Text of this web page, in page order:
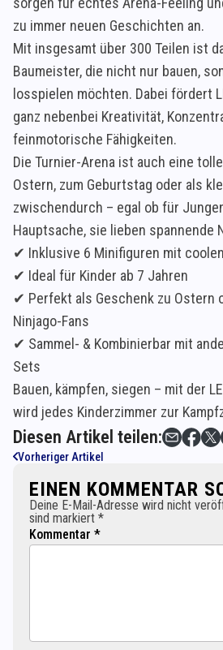
zu immer neuen Geschichten an.
Mit insgesamt über 300 Teilen ist
Baumeister, die nicht nur bauen,
losspielen möchten. Dabei fördert
ganz nebenbei Kreativität,
feinmotorische Fähigkeiten.
Die Turnier-Arena ist auch eine
Ostern, zum Geburtstag oder als
zwischendurch – egal ob für
Hauptsache, sie lieben spannende
✔ Inklusive 6 Minifiguren mit
✔ Ideal für Kinder ab 7 Jahren
✔ Perfekt als Geschenk zu Ostern
Ninjago-Fans
✔ Sammel- & Kombinierbar mit
Sets
Bauen, kämpfen, siegen – mit der
wird jedes Kinderzimmer zur
Diesen Artikel teilen:
Vorheriger Artikel
EINEN KOMMENTAR
Deine E-Mail-Adresse wird nicht
sind markiert *
Kommentar *